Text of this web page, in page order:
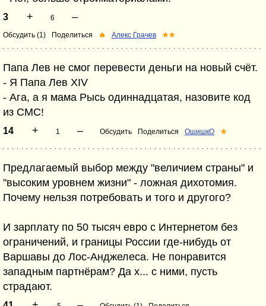
3 + 6 –
Обсудить (1) Поделиться 🔥 Алекс Грачев ★★
Папа Лев не смог перевести деньги на новый счёт.
- Я Папа Лев XIV
- Ага, а я мама Рысь одиннадцатая, назовите код
из СМС!
14 + 1 – Обсудить Поделиться ОшишкО ★
Предлагаемый выбор между "величием страны" и
"высоким уровнем жизни" - ложная дихотомия.
Почему нельзя потребовать и того и другого?
И зарплату по 50 тысяч евро с Интернетом без
ограничений, и границы России где-нибудь от
Варшавы до Лос-Анджелеса. Не понравится
западным партнёрам? Да х... с ними, пусть
страдают.